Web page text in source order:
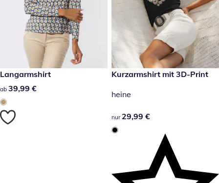
39,99 €
Langarmshirt
39,99 €
ab 39,99 €
29,99 €
Kurzarmshirt mit 3D-Print
heine
29,99 €
nur 29,99 €